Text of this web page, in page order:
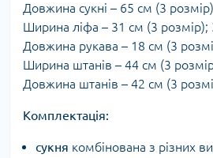
Довжина сукні – 65 см (3
Ширина ліфа – 31 см (3 розмір);
Довжина рукава – 18 см (3
Ширина штанів – 44 см (3
Довжина штанів – 42 см (3
Комплектація:
сукня комбінована з різних